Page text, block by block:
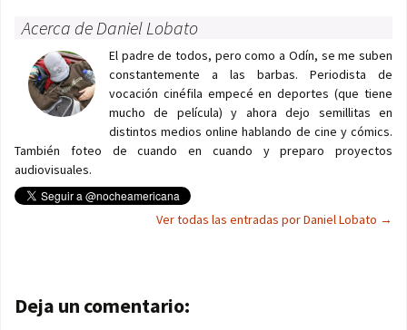
Acerca de Daniel Lobato
El padre de todos, pero como a Odín, se me suben
constantemente a las barbas. Periodista de
vocación cinéfila empecé en deportes (que tiene
mucho de película) y ahora dejo semillitas en
distintos medios online hablando de cine y cómics.
También foteo de cuando en cuando y preparo proyectos
audiovisuales.
Ver todas las entradas por Daniel Lobato →
Navegación de entradas
Deja un comentario: